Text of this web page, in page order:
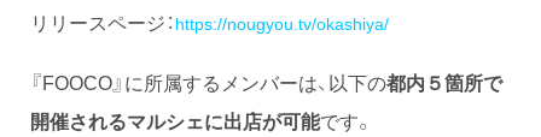
リリースページ： https://nougyou.tv/okashiya/
『FOOCO』に所属するメンバーは、以下の都内５箇所で
開催されるマルシェに出店が可能です。